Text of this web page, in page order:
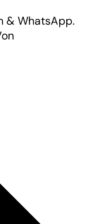
& WhatsApp.